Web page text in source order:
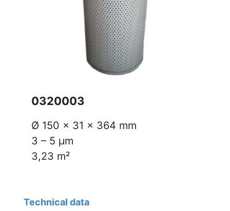
0320003
Ø 150 x 31 x 364 mm
3 – 5 µm
3,23 m²
Technical data